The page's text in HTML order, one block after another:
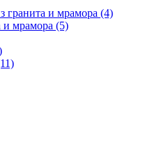
гранита и мрамора (4)
и мрамора (5)